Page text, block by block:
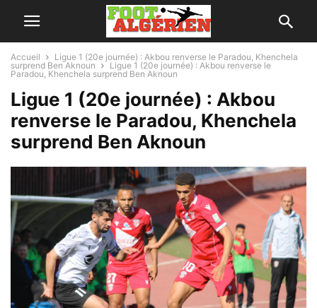
Accueil
Ligue 1 (20e journée) : Akbou renverse le Paradou, Khenchela
surprend Ben Aknoun
Ligue 1 (20e journée) : Akbou renverse le
Paradou, Khenchela surprend Ben Aknoun
Ligue 1 (20e journée) : Akbou
renverse le Paradou, Khenchela
surprend Ben Aknoun